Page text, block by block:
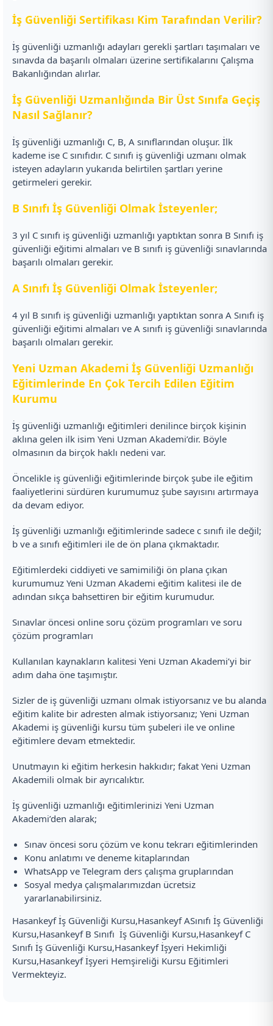
İş Güvenliği Sertifikası Kim Tarafından Verilir?
İş güvenliği uzmanlığı adayları gerekli şartları taşımaları ve
sınavda da başarılı olmaları üzerine sertifikalarını Çalışma
Bakanlığından alırlar.
İş Güvenliği Uzmanlığında Bir Üst Sınıfa Geçiş
Nasıl Sağlanır?
İş güvenliği uzmanlığı C, B, A sınıflarından oluşur. İlk
kademe ise C sınıfıdır. C sınıfı iş güvenliği uzmanı olmak
isteyen adayların yukarıda belirtilen şartları yerine
getirmeleri gerekir.
B Sınıfı İş Güvenliği Olmak İsteyenler;
3 yıl C sınıfı iş güvenliği uzmanlığı yaptıktan sonra B Sınıfı iş
güvenliği eğitimi almaları ve B sınıfı iş güvenliği sınavlarında
başarılı olmaları gerekir.
A Sınıfı İş Güvenliği Olmak İsteyenler;
4 yıl B sınıfı iş güvenliği uzmanlığı yaptıktan sonra A Sınıfı iş
güvenliği eğitimi almaları ve A sınıfı iş güvenliği sınavlarında
başarılı olmaları gerekir.
Yeni Uzman Akademi İş Güvenliği Uzmanlığı
Eğitimlerinde En Çok Tercih Edilen Eğitim
Kurumu
İş güvenliği uzmanlığı eğitimleri denilince birçok kişinin
aklına gelen ilk isim Yeni Uzman Akademi’dir. Böyle
olmasının da birçok haklı nedeni var.
Öncelikle iş güvenliği eğitimlerinde birçok şube ile eğitim
faaliyetlerini sürdüren kurumumuz şube sayısını artırmaya
da devam ediyor.
İş güvenliği uzmanlığı eğitimlerinde sadece c sınıfı ile değil;
b ve a sınıfı eğitimleri ile de ön plana çıkmaktadır.
Eğitimlerdeki ciddiyeti ve samimiliği ön plana çıkan
kurumumuz Yeni Uzman Akademi eğitim kalitesi ile de
adından sıkça bahsettiren bir eğitim kurumudur.
Sınavlar öncesi online soru çözüm programları ve soru
çözüm programları
Kullanılan kaynakların kalitesi Yeni Uzman Akademi’yi bir
adım daha öne taşımıştır.
Sizler de iş güvenliği uzmanı olmak istiyorsanız ve bu alanda
eğitim kalite bir adresten almak istiyorsanız; Yeni Uzman
Akademi iş güvenliği kursu tüm şubeleri ile ve online
eğitimlere devam etmektedir.
Unutmayın ki eğitim herkesin hakkıdır; fakat Yeni Uzman
Akademili olmak bir ayrıcalıktır.
İş güvenliği uzmanlığı eğitimlerinizi Yeni Uzman
Akademi’den alarak;
Sınav öncesi soru çözüm ve konu tekrarı eğitimlerinden
Konu anlatımı ve deneme kitaplarından
WhatsApp ve Telegram ders çalışma gruplarından
Sosyal medya çalışmalarımızdan ücretsiz
yararlanabilirsiniz.
Hasankeyf İş Güvenliği Kursu,Hasankeyf ASınıfı İş Güvenliği
Kursu,Hasankeyf B Sınıfı İş Güvenliği Kursu,Hasankeyf C
Sınıfı İş Güvenliği Kursu,Hasankeyf İşyeri Hekimliği
Kursu,Hasankeyf İşyeri Hemşireliği Kursu Eğitimleri
Vermekteyiz.